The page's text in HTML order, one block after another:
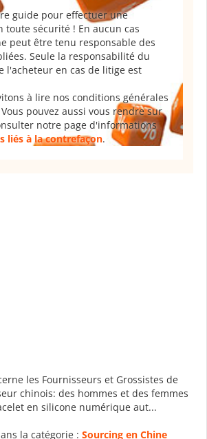
guide pour effectuer une
toute sécurité ! En aucun cas
peut être tenu responsable des
Seule la responsabilité du
l'acheteur en cas de litige est
à lire nos conditions générales
pouvez aussi vous rendre sur
notre page d'informations
liés à la contrefaçon.
les Fournisseurs et Grossistes de
chinois: des hommes et des femmes
en silicone numérique aut...
la catégorie : Sourcing en Chine